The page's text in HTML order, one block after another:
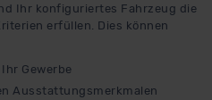
Ihr konfiguriertes Fahrzeug die
erfüllen. Dies können
Gewerbe
Ausstattungsmerkmalen